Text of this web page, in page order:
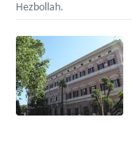
Hezbollah.